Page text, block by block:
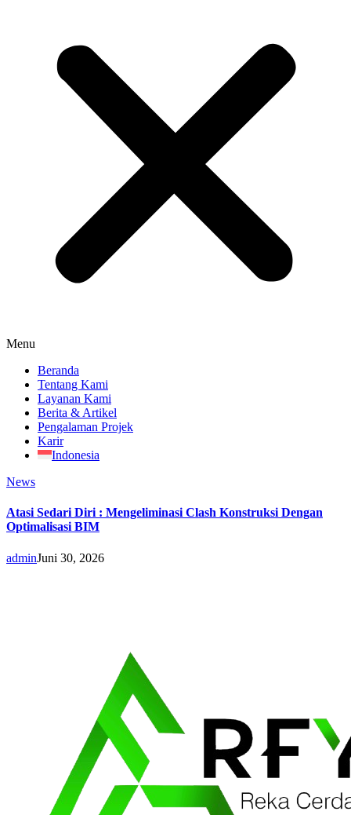
Menu
Beranda
Tentang Kami
Layanan Kami
Berita & Artikel
Pengalaman Projek
Karir
Indonesia
News
Atasi Sedari Diri : Mengeliminasi Clash Konstruksi Dengan
Optimalisasi BIM
adminJuni 30, 2026